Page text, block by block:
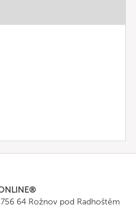
756 64 Rožnov pod Radhoštěm